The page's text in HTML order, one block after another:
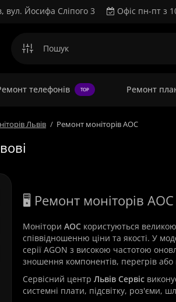
вул. Йосифа Сліпого 3 Офіс пн-пт з
телефонів TOP Ремонт
Львів Ремонт моніторів AOC
🖥️ Ремонт моніторів
Монітори AOCкористуються великою
співвідношенню ціни та якості. У
серії AGON з високою частотою
зношення компонентів, перегрів
Сервісний центр Львів Сервіс
системні плати, підсвітку, роз'єми,